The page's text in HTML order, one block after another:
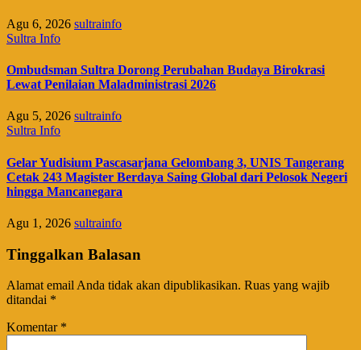
Agu 6, 2026 sultrainfo
Sultra Info
Ombudsman Sultra Dorong Perubahan Budaya Birokrasi
Lewat Penilaian Maladministrasi 2026
Agu 5, 2026 sultrainfo
Sultra Info
Gelar Yudisium Pascasarjana Gelombang 3, UNIS Tangerang
Cetak 243 Magister Berdaya Saing Global dari Pelosok Negeri
hingga Mancanegara
Agu 1, 2026 sultrainfo
Tinggalkan Balasan
Alamat email Anda tidak akan dipublikasikan. Ruas yang wajib
ditandai *
Komentar *